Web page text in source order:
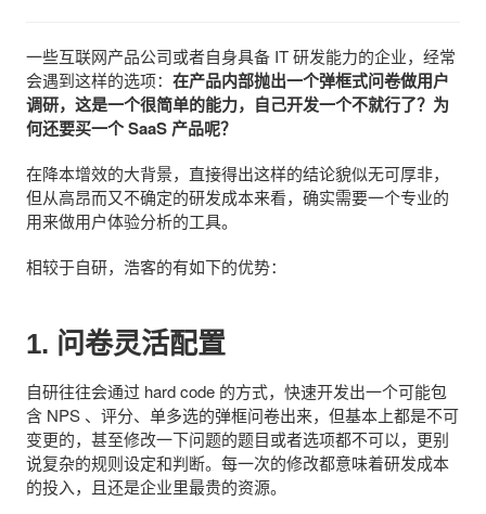
一些互联网产品公司或者自身具备 IT 研发能力的企业，经常
会遇到这样的选项： 在产品内部抛出一个弹框式问卷做用户
调研，这是一个很简单的能力，自己开发一个不就行了？为
何还要买一个 SaaS 产品呢？
在降本增效的大背景，直接得出这样的结论貌似无可厚非，
但从高昂而又不确定的研发成本来看，确实需要一个专业的
用来做用户体验分析的工具。
相较于自研，浩客的有如下的优势：
1. 问卷灵活配置
自研往往会通过 hard code 的方式，快速开发出一个可能包
含 NPS 、评分、单多选的弹框问卷出来，但基本上都是不可
变更的，甚至修改一下问题的题目或者选项都不可以，更别
说复杂的规则设定和判断。每一次的修改都意味着研发成本
的投入，且还是企业里最贵的资源。